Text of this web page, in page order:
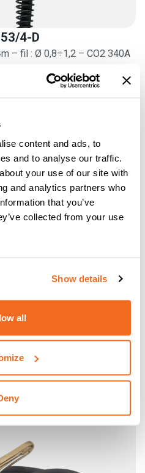
content and ads, to
and to analyse our traffic.
your use of our site with
and analytics partners who
that you’ve
collected from your use
Show details
all
4-D
– fil : Ø 0,8÷1,2 – CO2 340A
A 35%